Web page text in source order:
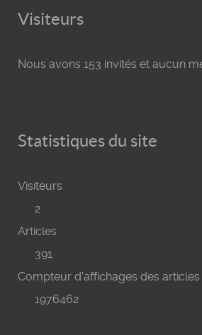
Visiteurs
Nous avons 153 invités et aucun
Statistiques du site
Visiteurs
2
Articles
391
Compteur d'affichages des articles
1976462